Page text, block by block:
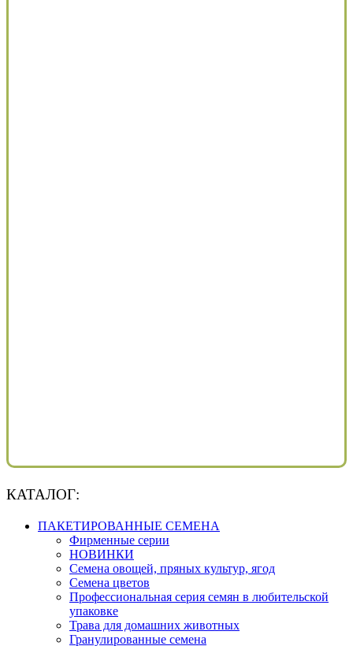
КАТАЛОГ:
ПАКЕТИРОВАННЫЕ СЕМЕНА
Фирменные серии
НОВИНКИ
Семена овощей, пряных культур, ягод
Семена цветов
Профессиональная серия семян в любительской
упаковке
Трава для домашних животных
Гранулированные семена